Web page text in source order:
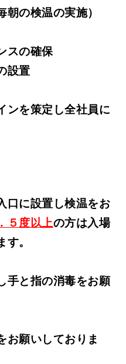
朝の検温の実施）
スの確保
設置
ンを策定し全社員に
口に設置し検温をお
５度以上の方は入場
。
手と指の消毒をお願
お願いしておりま